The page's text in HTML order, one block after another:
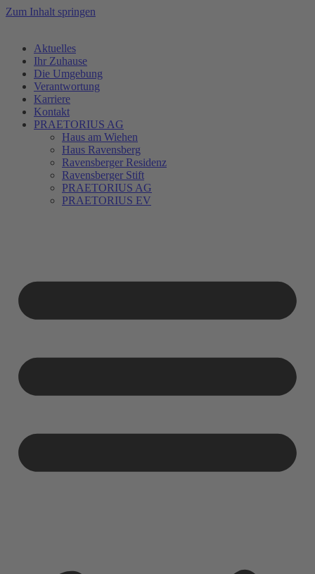
Zum Inhalt springen
Aktuelles
Ihr Zuhause
Die Umgebung
Verantwortung
Karriere
Kontakt
PRAETORIUS AG
Haus am Wiehen
Haus Ravensberg
Ravensberger Residenz
Ravensberger Stift
PRAETORIUS AG
PRAETORIUS EV